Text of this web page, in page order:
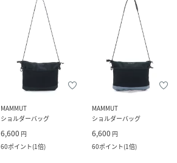
MAMMUT
ショルダーバッグ
6,600 円
60ポイント(1倍)
MAMMUT
ショルダーバッグ
6,600 円
60ポイント(1倍)